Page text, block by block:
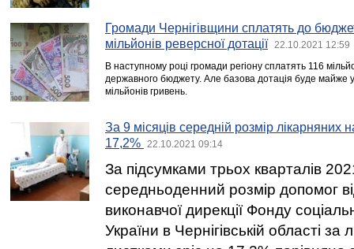
Громади Чернігівщини сплатять до
мільйонів реверсної дотації
22.10.2021 12:59
В наступному році громади регіону сплатять 116
державного бюджету. Але базова дотація буде майже
мільйонів гривень.
За 9 місяців середній розмір лікарняних
17,2%
22.10.2021 09:14
За підсумками трьох кварталів
середньоденний розмір допомог
виконавчої дирекції Фонду
України в Чернігівській області за